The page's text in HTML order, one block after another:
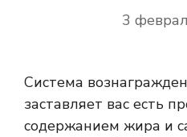
3
Система
заставляет вас есть
содержанием жира и